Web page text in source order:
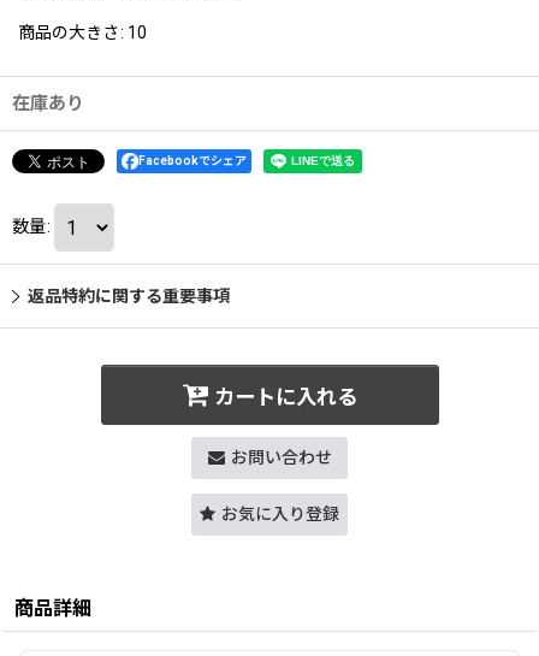
商品の大きさ: 10
在庫あり
Facebookでシェア
数量:
返品特約に関する重要事項
カートに入れる
お問い合わせ
お気に入り登録
商品詳細